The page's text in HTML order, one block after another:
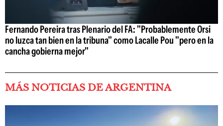
Fernando Pereira tras Plenario del FA: "Probablemente Orsi
no luzca tan bien en la tribuna" como Lacalle Pou "pero en la
cancha gobierna mejor"
MÁS NOTICIAS DE ARGENTINA